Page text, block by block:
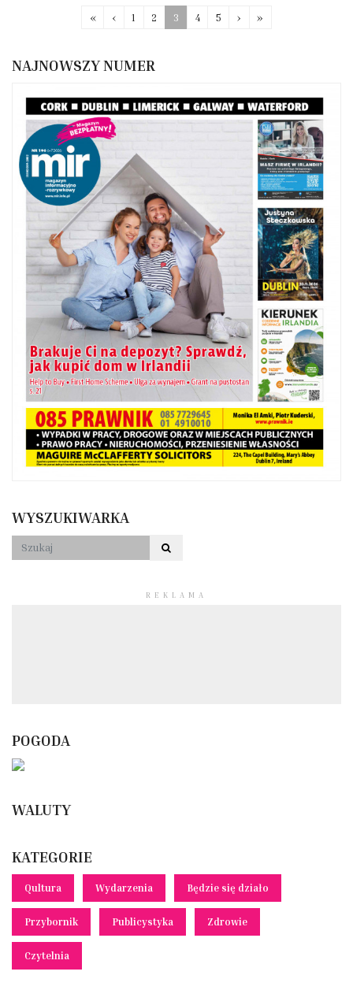
« ‹ 1 2 3 4 5 › »
NAJNOWSZY NUMER
WYSZUKIWARKA
REKLAMA
POGODA
WALUTY
KATEGORIE
Qultura Wydarzenia Będzie się działo
Przybornik Publicystyka Zdrowie
Czytelnia